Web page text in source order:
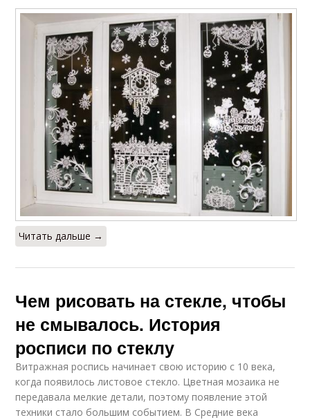
Читать дальше →
Чем рисовать на стекле, чтобы
не смывалось. История
росписи по стеклу
Витражная роспись начинает свою историю с 10 века,
когда появилось листовое стекло. Цветная мозаика не
передавала мелкие детали, поэтому появление этой
техники стало большим событием. В Средние века